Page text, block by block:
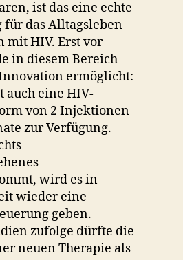
ist das eine echte
das Alltagsleben
mit HIV. Erst vor
in diesem Bereich
ermöglicht:
auch eine HIV-
von 2 Injektionen
zur Verfügung.
wird es in
wieder eine
geben.
zufolge dürfte die
neuen Therapie als